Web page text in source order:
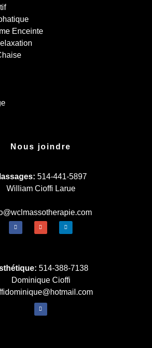
Enceinte
Nous joindre
514-441-5897
William Cioffi Larue
514-388-7138
Dominique Cioffi